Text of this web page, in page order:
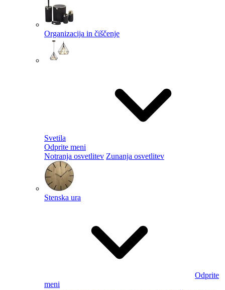
Organizacija in čiščenje
Svetila
Odprite meni
Notranja osvetlitev Zunanja osvetlitev
Stenska ura
Odprite
meni